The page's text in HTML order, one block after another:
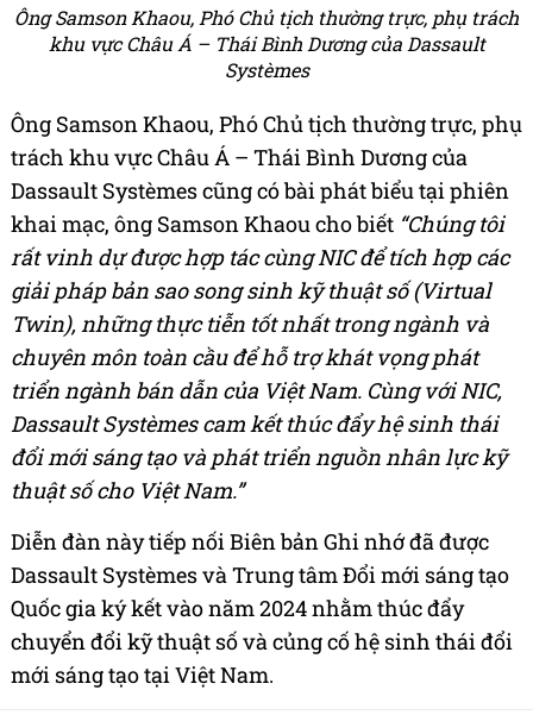
Ông Samson Khaou, Phó Chủ tịch thường trực, phụ trách
khu vực Châu Á – Thái Bình Dương của Dassault
Systèmes
Ông Samson Khaou, Phó Chủ tịch thường trực, phụ
trách khu vực Châu Á – Thái Bình Dương của
Dassault Systèmes cũng có bài phát biểu tại phiên
khai mạc, ông Samson Khaou cho biết “Chúng tôi
rất vinh dự được hợp tác cùng NIC để tích hợp các
giải pháp bản sao song sinh kỹ thuật số (Virtual
Twin), những thực tiễn tốt nhất trong ngành và
chuyên môn toàn cầu để hỗ trợ khát vọng phát
triển ngành bán dẫn của Việt Nam. Cùng với NIC,
Dassault Systèmes cam kết thúc đẩy hệ sinh thái
đổi mới sáng tạo và phát triển nguồn nhân lực kỹ
thuật số cho Việt Nam.”
Diễn đàn này tiếp nối Biên bản Ghi nhớ đã được
Dassault Systèmes và Trung tâm Đổi mới sáng tạo
Quốc gia ký kết vào năm 2024 nhằm thúc đẩy
chuyển đổi kỹ thuật số và củng cố hệ sinh thái đổi
mới sáng tạo tại Việt Nam.